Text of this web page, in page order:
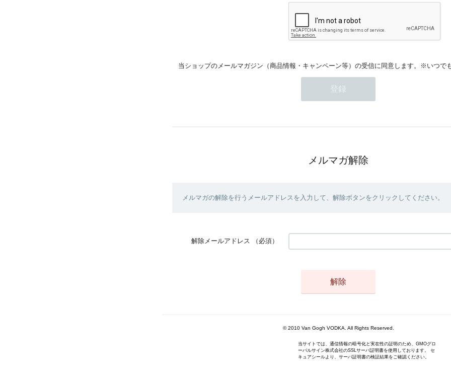
当ショップのメールマガジン（商品情報・キャンペーン等）の受信に同意します。※いつで
メルマガ解除
メルマガの解除を行うメールアドレスを入力して、解除ボタンをクリックしてください。
解除メールアドレス （必須）
© 2010 Van Gogh VODKA. All Rights Reserved.
当サイトでは、通信情報の暗号化と実在性の証明のため、GMOグロ
ーバルサイン株式会社のSSLサーバ証明書を使用しております。 セ
キュアシールより、サーバ証明書の検証結果をご確認ください。